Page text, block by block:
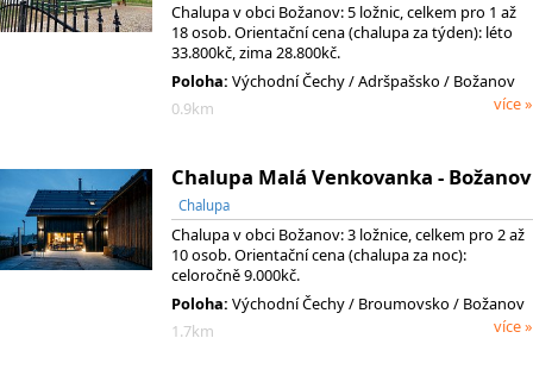
Chalupa v obci Božanov: 5 ložnic, celkem pro 1 až
18 osob. Orientační cena (chalupa za týden): léto
33.800kč, zima 28.800kč.
Poloha: Východní Čechy/ Adršpašsko / Božanov
0.9km
více »
Chalupa Malá Venkovanka - Božanov
Chalupa
Chalupa v obci Božanov: 3 ložnice, celkem pro 2 až
10 osob. Orientační cena (chalupa za noc):
celoročně 9.000kč.
Poloha: Východní Čechy/ Broumovsko / Božanov
1.7km
více »